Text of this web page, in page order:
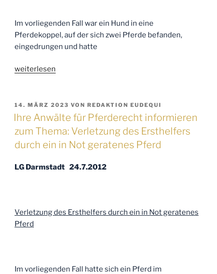
Im vorliegenden Fall war ein Hund in eine
Pferdekoppel, auf der sich zwei Pferde befanden,
eingedrungen und hatte
„Ihre
Pferderecht
informieren
Affektionsinteresse,
auch
Behandlungen
wert
weiterlesen
VERÖFFENTLICHT
AM
14. MÄRZ 2023 VON REDAKTION EUDEQUI
Ihre Anwälte für Pferderecht informieren
zum Thema: Verletzung des Ersthelfers
durch ein in Not geratenes Pferd
LG Darmstadt 24.7.2012
Verletzung des Ersthelfers durch ein in Not geratenes
Pferd
Im vorliegenden Fall hatte sich ein Pferd im